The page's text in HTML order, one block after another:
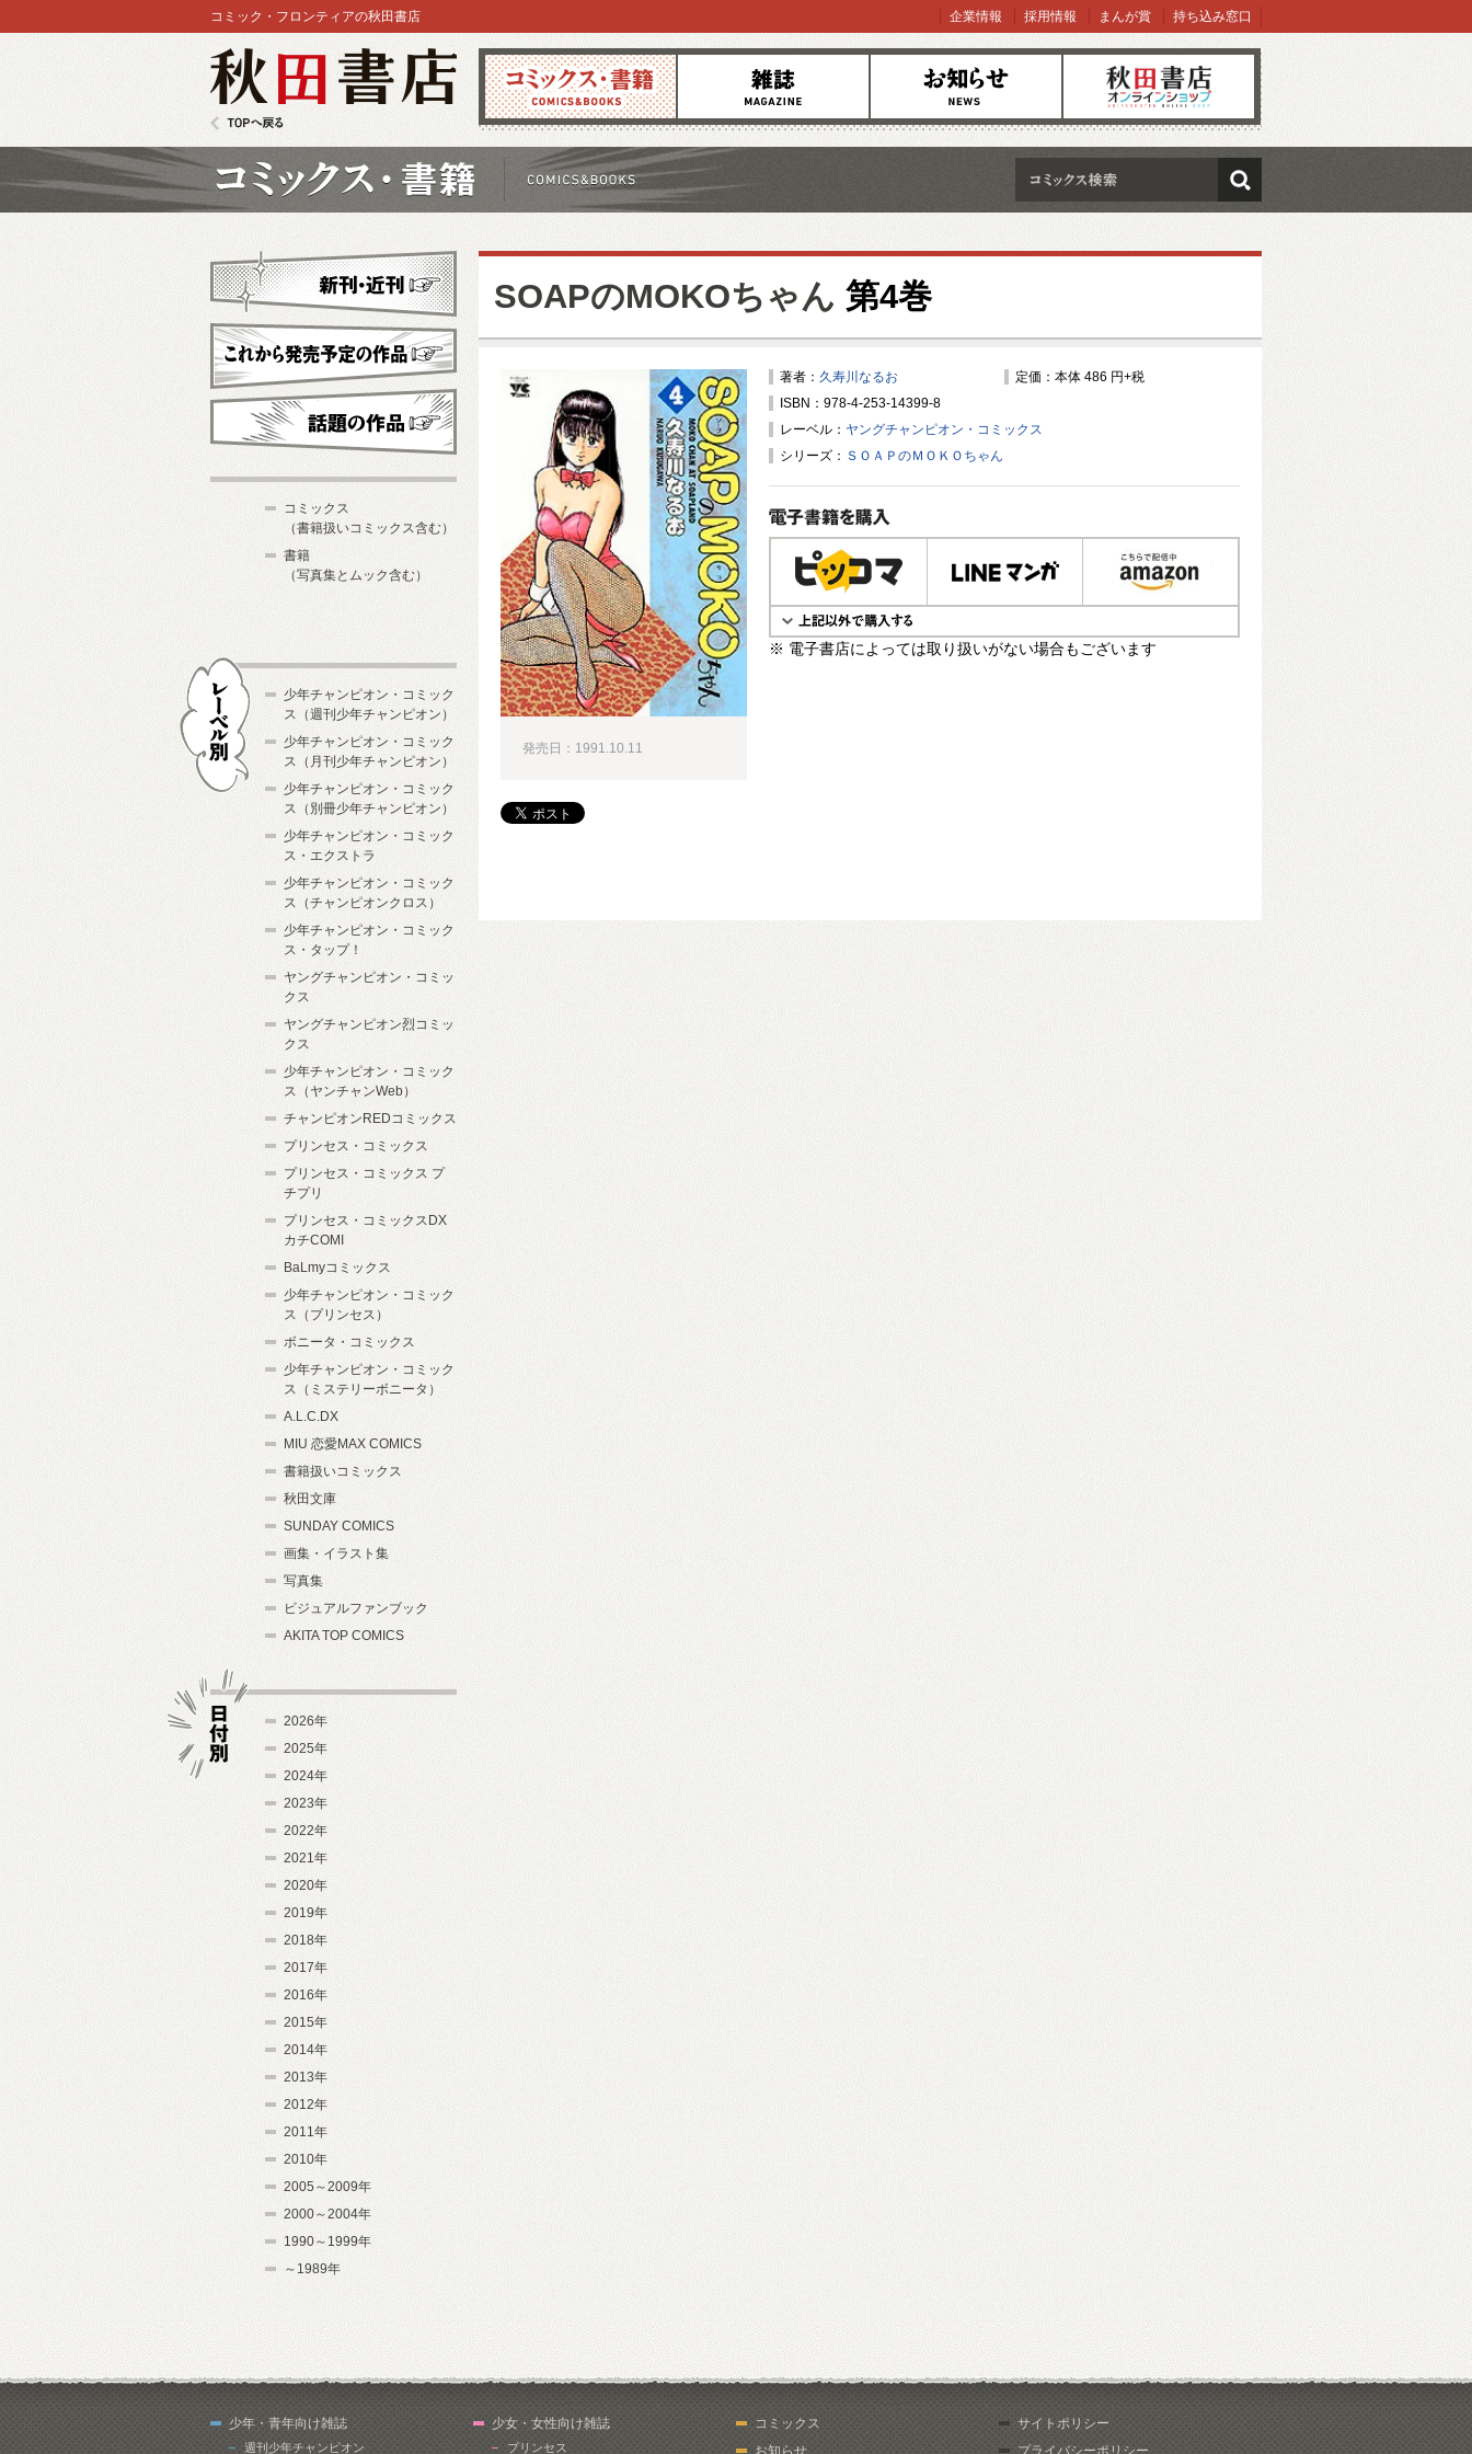
コミックス 雑誌 お知らせ オンラインショップ
コミック・フロンティアの秋田書店 企業情報 採用情報 まんが賞 持ち込み窓口
検索
SOAPのMOKOちゃん 第4巻
著者： 久寿川なるお
定価：本体 486 円+税
ISBN：978-4-253-14399-8
レーベル： ヤングチャンピオン・コミックス
シリーズ： ＳＯＡＰのＭＯＫＯちゃん
電子書籍で購入
※ 電子書店によっては取り扱いがない場合もございます
発売日：1991.10.11
新刊・近刊
これから発売予定
コミックス
（書籍扱いコミックス含む）
書籍
（写真集とムック含む）
少年チャンピオン・コミック
ス（週刊少年チャンピオン）
少年チャンピオン・コミック
ス（月刊少年チャンピオン）
少年チャンピオン・コミック
ス（別冊少年チャンピオン）
少年チャンピオン・コミック
ス・エクストラ
少年チャンピオン・コミック
ス（チャンピオンクロス）
少年チャンピオン・コミック
ス・タップ！
ヤングチャンピオン・コミッ
クス
ヤングチャンピオン烈コミッ
クス
少年チャンピオン・コミック
ス（ヤンチャンWeb）
チャンピオンREDコミックス
プリンセス・コミックス
プリンセス・コミックス プ
チプリ
プリンセス・コミックスDX
カチCOMI
BaLmyコミックス
少年チャンピオン・コミック
ス（プリンセス）
ボニータ・コミックス
少年チャンピオン・コミック
ス（ミステリーボニータ）
A.L.C.DX
MIU 恋愛MAX COMICS
書籍扱いコミックス
秋田文庫
SUNDAY COMICS
画集・イラスト集
写真集
ビジュアルファンブック
AKITA TOP COMICS
2026年
2025年
2024年
2023年
2022年
2021年
2020年
2019年
2018年
2017年
2016年
2015年
2014年
2013年
2012年
2011年
2010年
2005～2009年
2000～2004年
1990～1999年
～1989年
少年・青年向け雑誌
週刊少年チャンピオン
少女・女性向け雑誌
プリンセス
コミックス
お知らせ
サイトポリシー
プライバシーポリシー